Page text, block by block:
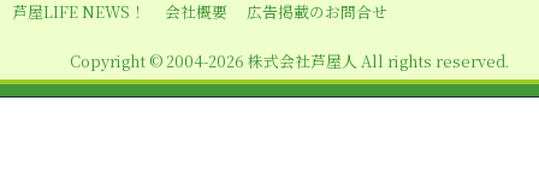
ン
芦屋LIFE NEWS！
会社概要 広告掲載のお問合せ
Copyright © 2004-2026 株式会社芦屋人 All rights reserved.